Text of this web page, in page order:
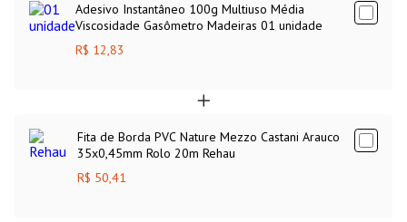
Adesivo Instantâneo 100g Multiuso Média
Viscosidade Gasômetro Madeiras 01 unidade
R$ 12,83
Fita de Borda PVC Nature Mezzo Castani Arauco
35x0,45mm Rolo 20m Rehau
R$ 50,41